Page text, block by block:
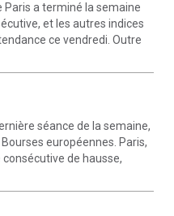
Paris a terminé la semaine
et les autres indices
ce vendredi. Outre
séance de la semaine,
européennes. Paris,
de hausse,